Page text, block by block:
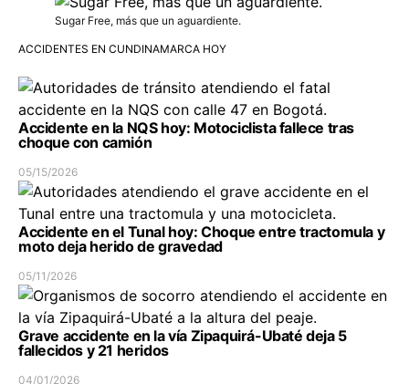
Sugar Free, más que un aguardiente.
ACCIDENTES EN CUNDINAMARCA HOY
Accidente en la NQS hoy: Motociclista fallece tras
choque con camión
05/15/2026
Accidente en el Tunal hoy: Choque entre tractomula y
moto deja herido de gravedad
05/11/2026
Grave accidente en la vía Zipaquirá-Ubaté deja 5
fallecidos y 21 heridos
04/01/2026